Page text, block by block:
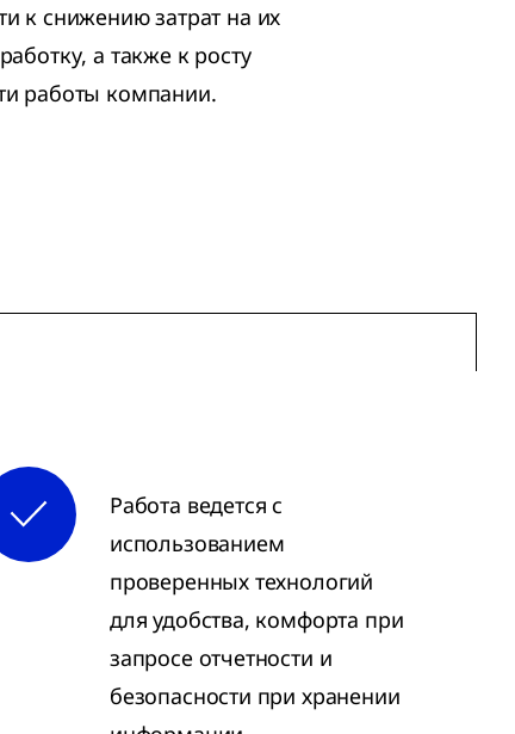
к снижению затрат на их
а также к росту
работы компании.
Работа ведется с
использованием
проверенных технологий
для удобства, комфорта при
запросе отчетности и
безопасности при хранении